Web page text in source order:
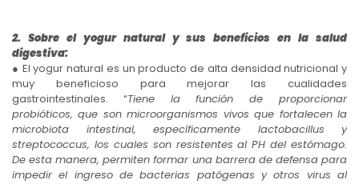
2. Sobre el yogur natural y sus beneficios en la salud
digestiva:
● El yogur natural es un producto de alta densidad nutricional y
muy beneficioso para mejorar las cualidades
gastrointestinales. “Tiene la función de proporcionar
probióticos, que son microorganismos vivos que fortalecen la
microbiota intestinal, específicamente lactobacillus y
streptococcus, los cuales son resistentes al PH del estómago.
De esta manera, permiten formar una barrera de defensa para
impedir el ingreso de bacterias patógenas y otros virus al